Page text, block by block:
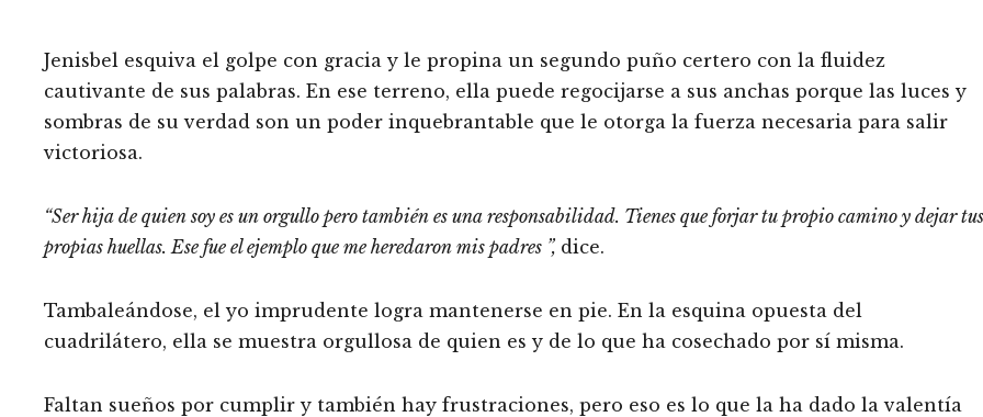
Jenisbel esquiva el golpe con gracia y le propina un segundo puño certero con la fluidez
cautivante de sus palabras. En ese terreno, ella puede regocijarse a sus anchas porque las luces y
sombras de su verdad son un poder inquebrantable que le otorga la fuerza necesaria para salir
victoriosa.
“Ser hija de quien soy es un orgullo pero también es una responsabilidad. Tienes que forjar tu propio camino y dejar tus
propias huellas. Ese fue el ejemplo que me heredaron mis padres ”, dice.
Tambaleándose, el yo imprudente logra mantenerse en pie. En la esquina opuesta del
cuadrilátero, ella se muestra orgullosa de quien es y de lo que ha cosechado por sí misma.
Faltan sueños por cumplir y también hay frustraciones, pero eso es lo que la ha dado la valentía